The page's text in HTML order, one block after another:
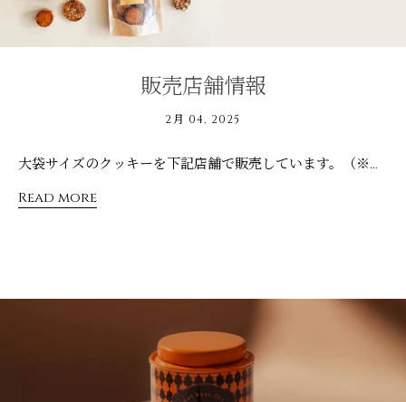
販売店舗情報
2月 04, 2025
大袋サイズのクッキーを下記店舗で販売しています。（※時期によって販売商品が異なる場合があります。） ナチュラルローソン店舗（※一部店舗で取り扱いが無い場合があります。） 【New】ゴロゴロナッツのオレンジピールクッキー ピーナッツバターMOONクッキー ザクザク！ピスタチオクッキー GLOSA ORGANIC KURAKUEN ピーナッツバターMOONクッキー いちごのスノーボール ザクザク！ピスタチオクッキー いちじくとクルミのミルフィーユクッキー ゴロゴロナッツのオレンジピールクッキー
Read more